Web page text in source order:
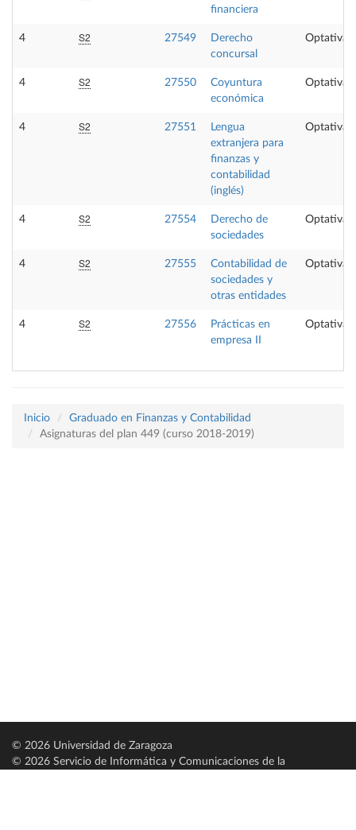
financiera
4 S2 27549
Derecho
concursal
Optativa
4 S2 27550
Coyuntura
económica
Optativa
4 S2 27551
Lengua
extranjera para
finanzas y
contabilidad
(inglés)
Optativa
4 S2 27554
Derecho de
sociedades
Optativa
4 S2 27555
Contabilidad de
sociedades y
otras entidades
Optativa
4 S2 27556
Prácticas en
empresa II
Optativa
Inicio
Graduado en Finanzas y Contabilidad
Asignaturas del plan 449 (curso 2018-2019)
© 2026 Universidad de Zaragoza
© 2026 Servicio de Informática y Comunicaciones de la